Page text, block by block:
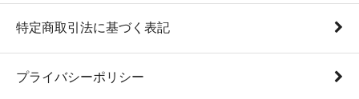
特定商取引法に基づく表記
プライバシーポリシー